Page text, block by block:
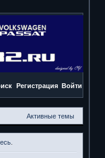
Регистрация Войти
Активные темы